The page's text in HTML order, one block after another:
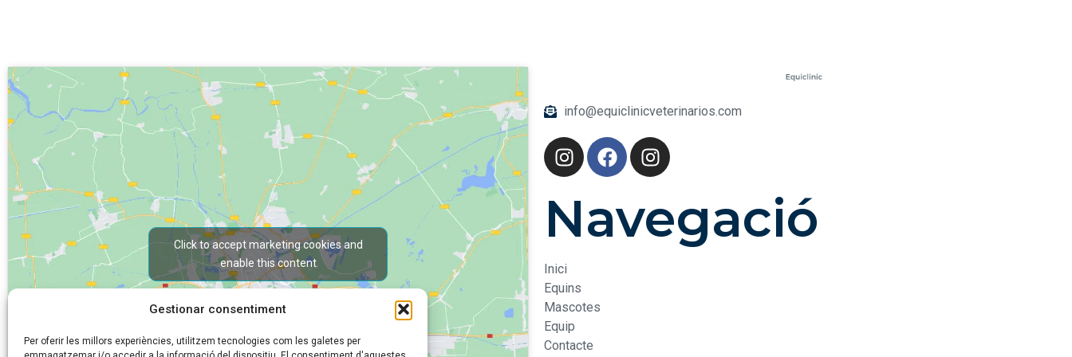
Gestionar consentiment
Per oferir les millors experiències, utilitzem tecnologies com les galetes per
Click to accept marketing cookies and
enable this content
info@equiclinicveterinarios.com
Navegació
Inici
Equins
Mascotes
Equip
Contacte